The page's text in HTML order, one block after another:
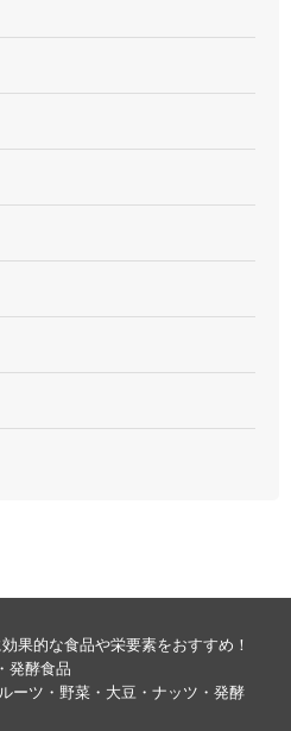
果的な食品や栄要素をおすすめ！
発酵食品
ーツ・野菜・大豆・ナッツ・発酵